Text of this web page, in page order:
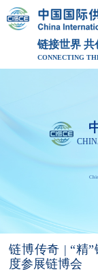
链接世界 共
CONNECTING
链博传奇 | “精
度参展链博会